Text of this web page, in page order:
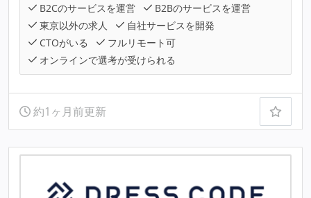
B2Cのサービスを運営
B2Bのサービスを運営
東京以外の求人
自社サービスを開発
CTOがいる
フルリモート可
オンラインで選考が受けられる
約1ヶ月前更新